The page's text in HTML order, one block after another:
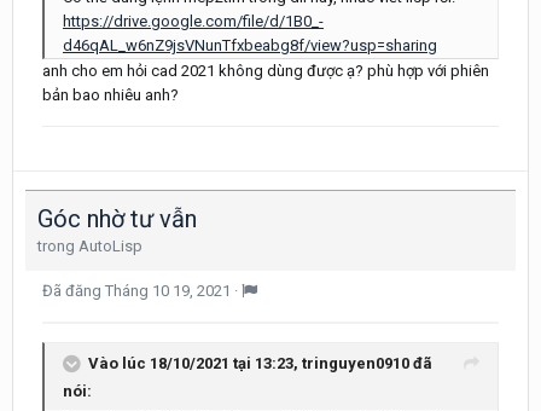
https://drive.google.com/file/d/1B0_-
d46qAL_w6nZ9jsVNunTfxbeabg8f/view?usp=sharing
anh cho em hỏi cad 2021 không dùng được ạ? phù hợp với phiên
bản bao nhiêu anh?
Góc nhờ tư vẫn
trong AutoLisp
Đã đăng Tháng 10 19, 2021 ·
Vào lúc 18/10/2021 tại 13:23, tringuyen0910 đã
nói: